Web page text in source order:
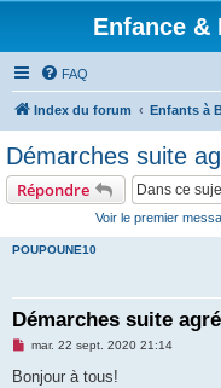
Enfance
FAQ
Index du forum Enfants à
Démarches suite
Répondre
Voir le premier
POUPOUNE10
Démarches suite
M
s
mar. 22 sept. 2020 21:14
Bonjour à tous!